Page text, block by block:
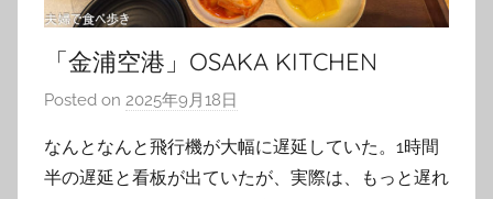
「金浦空港」OSAKA KITCHEN
Posted on 2025年9月18日
T
o
なんとなんと飛行機が大幅に遅延していた。1時間
半の遅延と看板が出ていたが、実際は、もっと遅れ